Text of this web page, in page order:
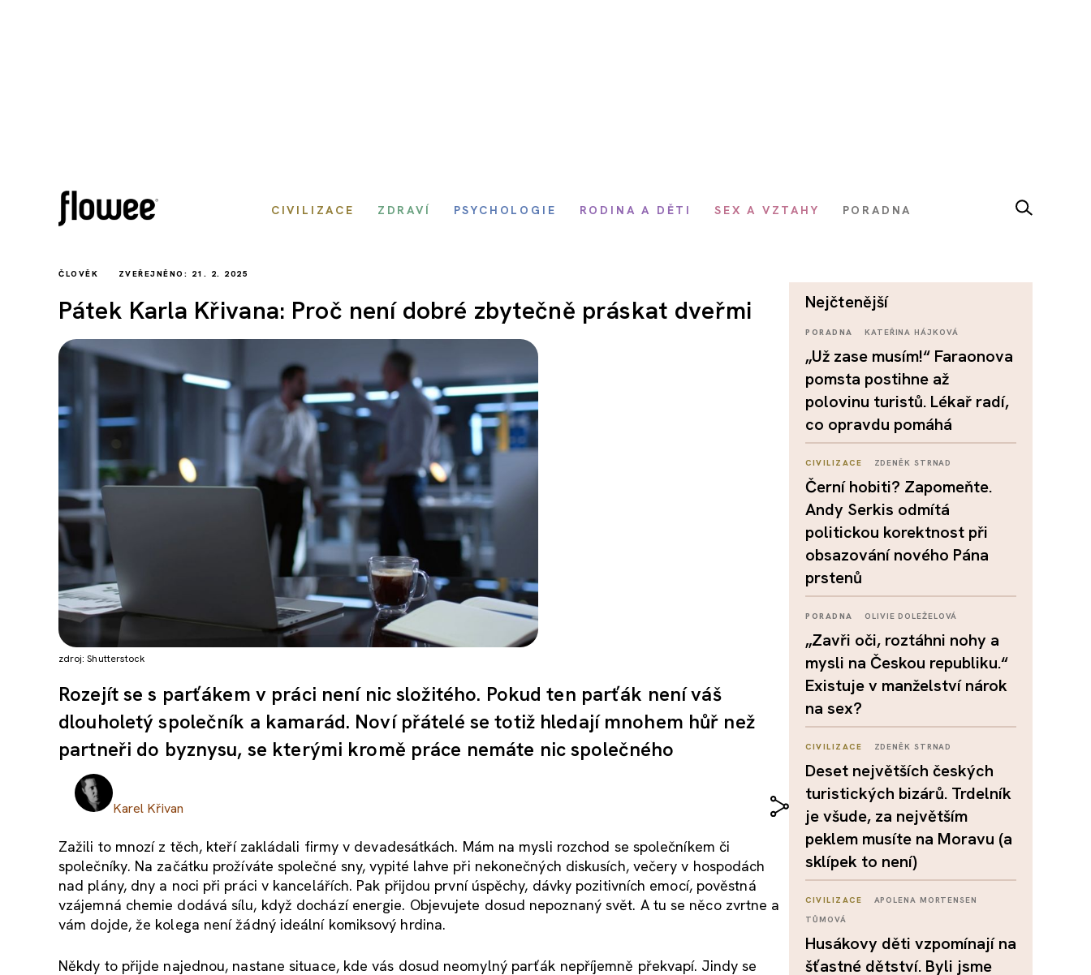
CIVILIZACE ZDRAVÍ PSYCHOLOGIE RODINA A DĚTI SEX A VZTAHY PORADNA
ČLOVĚK ZVEŘEJNĚNO: 21. 2. 2025
Pátek Karla Křivana: Proč není dobré zbytečně práskat dveřmi
zdroj: Shutterstock
Rozejít se s parťákem v práci není nic složitého. Pokud ten parťák není váš
dlouholetý společník a kamarád. Noví přátelé se totiž hledají mnohem hůř než
partneři do byznysu, se kterými kromě práce nemáte nic společného
Karel Křivan
Zažili to mnozí z těch, kteří zakládali firmy v devadesátkách. Mám na mysli rozchod se společníkem či
společníky. Na začátku prožíváte společné sny, vypité lahve při nekonečných diskusích, večery v hospodách
nad plány, dny a noci při práci v kancelářích. Pak přijdou první úspěchy, dávky pozitivních emocí, pověstná
vzájemná chemie dodává sílu, když dochází energie. Objevujete dosud nepoznaný svět. A tu se něco zvrtne a
vám dojde, že kolega není žádný ideální komiksový hrdina.
Někdy to přijde najednou, nastane situace, kde vás dosud neomylný parťák nepříjemně překvapí. Jindy se
nejčtenější
PORADNA KATEŘINA HÁJKOVÁ
„Už zase musím!“ Faraonova
pomsta postihne až
polovinu turistů. Lékař radí,
co opravdu pomáhá
CIVILIZACE ZDENĚK STRNAD
Černí hobiti? Zapomeňte.
Andy Serkis odmítá
politickou korektnost při
obsazování nového Pána
prstenů
PORADNA OLIVIE DOLEŽELOVÁ
„Zavři oči, roztáhni nohy a
mysli na Českou republiku.“
Existuje v manželství nárok
na sex?
CIVILIZACE ZDENĚK STRNAD
Deset největších českých
turistických bizárů. Trdelník
je všude, za největším
peklem musíte na Moravu (a
sklípek to není)
CIVILIZACE
APOLENA MORTENSEN
TŮMOVÁ
Husákovy děti vzpomínají na
šťastné dětství. Byli jsme